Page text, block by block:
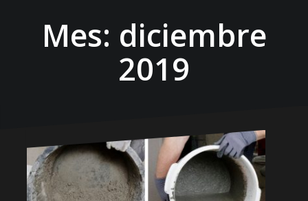
Mes: diciembre
2019